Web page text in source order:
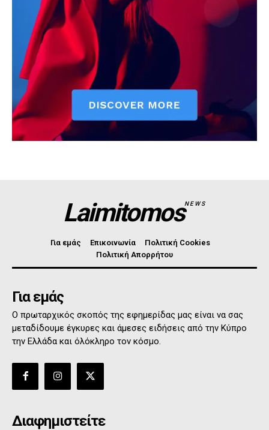
LaimitomosNEWS
Για εμάς Επικοινωνία
Πολιτική Cookies
Πολιτική Απορρήτου
Για εμάς
Ο πρωταρχικός σκοπός της εφημερίδας μας είναι να σας
μεταδίδουμε έγκυρες και άμεσες ειδήσεις από την Κύπρο
την Ελλάδα και όλόκληρο τον κόσμο.
Διαφημιστείτε